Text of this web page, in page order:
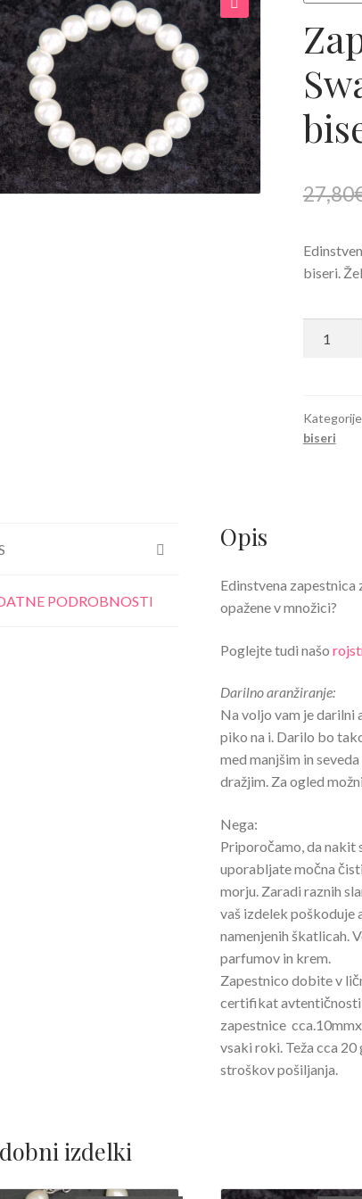
🔍
27,80
biseri.
biseri
April
biseri
PODROBNOSTI
Opis
Edinstvena
opažene v množici?
Poglejte tudi našo
Darilno aranžiranje:
Na voljo vam je darilni
piko na i. Darilo bo
med manjšim in
dražjim. Za ogled
Nega:
Priporočamo, da nakit
uporabljate močna
morju. Zaradi raznih
vaš izdelek poškoduje
namenjenih škatlicah.
parfumov in krem.
Zapestnico dobite v
certifikat avtentičnosti
zapestnice
vsaki roki. Teža cca 20
stroškov pošiljanja.
izdelki